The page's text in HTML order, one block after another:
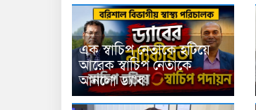
এক স্বাচিপ নেতাকে হটিয়ে
আরেক স্বাচিপ নেতাকে
আনলো ড্যাব!